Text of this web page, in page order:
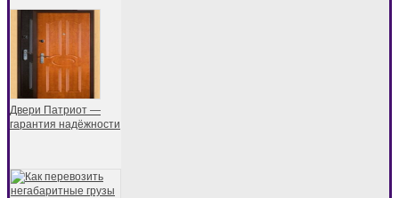
Двери Патриот —
гарантия надёжности